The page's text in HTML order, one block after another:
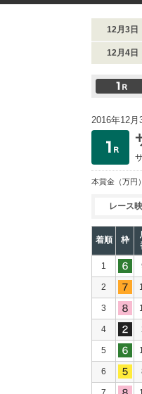
12月3日
12月4日
2016年12
本賞金 （万円）
レース
着順 枠
1
2
3
4
5
6